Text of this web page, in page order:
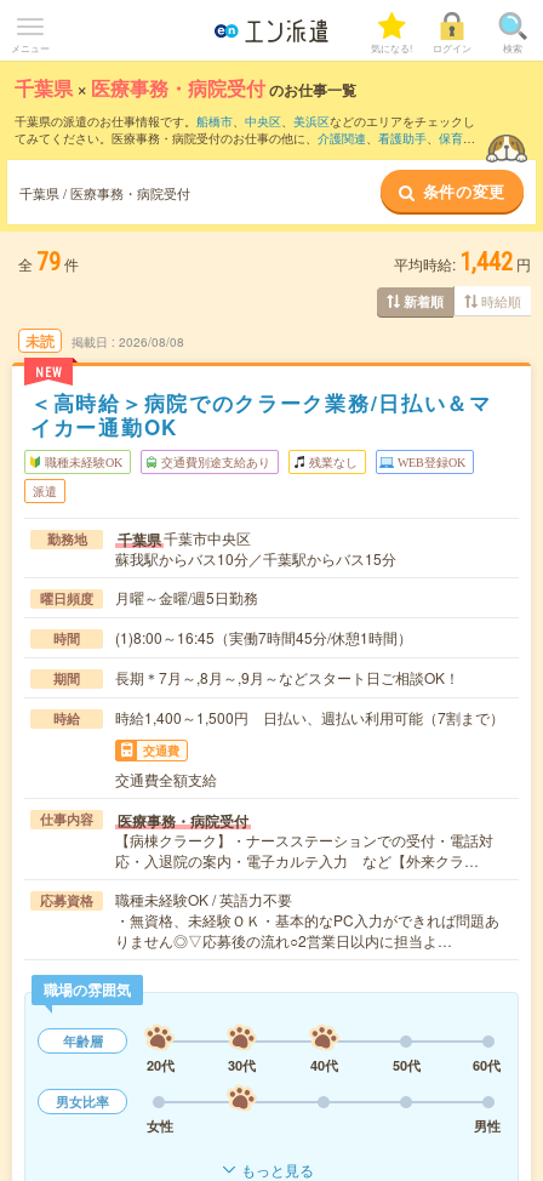
メニュー 気になる! ログイン 検索
千葉県 × 医療事務・病院受付のお仕事一覧
千葉県の派遣のお仕事情報です。 船橋市、 中央区、 美浜区などのエリアをチェックし
てみてください。医療事務・病院受付のお仕事の他に、 介護関連、 看護助手、 保育士
医療事務・病院受付のお仕事と
は？とは？
千葉県 / 医療事務・病院受付 条件の変更
全 79件 平均時給: 1,442 円
新着順 時給順
未読
NEW
掲載日 2026/08/08
＜高時給＞病院でのクラーク業務/日払い＆マ
イカー通勤OK
職種未経験OK 交通費別途支給あり 残業なし WEB登録OK
派遣
勤務地 千葉県千葉市中央区
蘇我駅からバス10分／千葉駅からバス15分
曜日頻度 月曜～金曜/週5日勤務
時間 (1)8:00～16:45（実働7時間45分/休憩1時間）
期間 長期＊7月～,8月～,9月～などスタート日ご相談OK！
時給 時給1,400～1,500円 日払い、週払い利用可能（7割まで）
交通費
交通費全額支給
仕事内容 医療事務・病院受付
【病棟クラーク】・ナースステーションでの受付・電話対
応・入退院の案内・電子カルテ入力 など【外来クラ…
応募資格
職種未経験OK / 英語力不要
・無資格、未経験ＯＫ・基本的なPC入力ができれば問題あ
りません◎▽応募後の流れ○2営業日以内に担当よ…
職場の雰囲気
年齢層
20代
30代 40代 50代
60代
男女比率
女性
男性
もっと見る